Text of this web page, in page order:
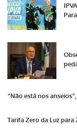
“Não está nos
Tarifa Zero da Luz